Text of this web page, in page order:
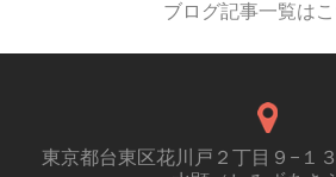
ブログ記事一覧は
東京都台東区花川戸２丁目９−１